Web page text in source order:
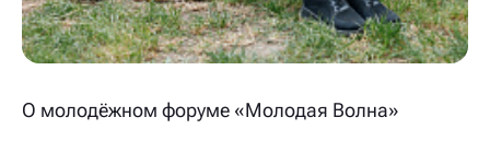
О молодёжном форуме «Молодая Волна»